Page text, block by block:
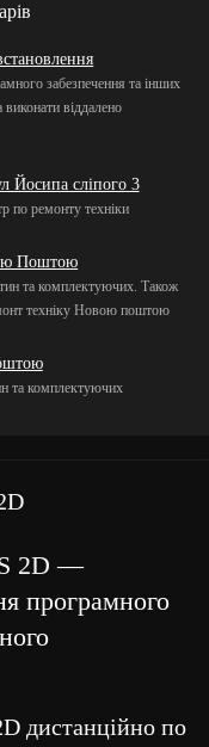
забезпечення та інших
віддалено
Йосипа сліпого 3
по ремонту техніки
Поштою
та комплектуючих. Також
техніку Новою поштою
та комплектуючих
2D —
програмного
дистанційно по